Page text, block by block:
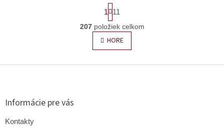
O
v
l
d
S
t
r
á
n
k
v
1
11
207položiek celkom
HORE
Z
Informácie pre vás
Kontakty